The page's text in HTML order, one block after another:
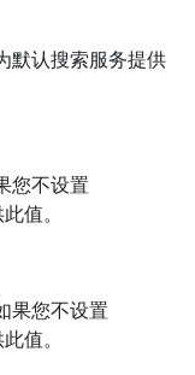
默认搜索服务提供
您不设置
值。
果您不设置
值。